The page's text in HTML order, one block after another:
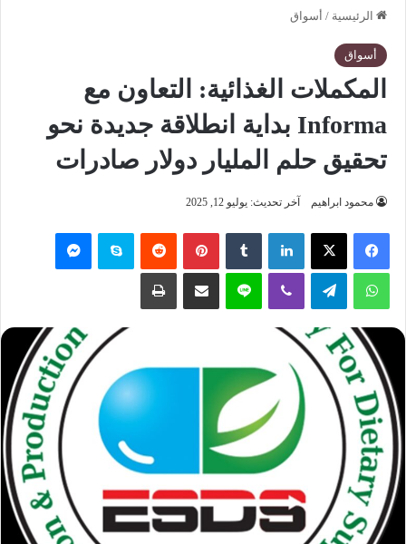
الرئيسية / أسواق
أسواق
المكملات الغذائية: التعاون مع
Informa بداية انطلاقة جديدة نحو
تحقيق حلم المليار دولار صادرات
محمود ابراهيم آخر تحديث: يوليو 12, 2025
فيسبوك ‫X لينكدإن بينتيريست سكايب
واتساب تيلقرام لاين